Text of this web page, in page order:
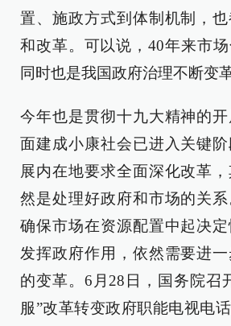
置、施政方式到体制机制，
和改革。可以说，40年来市场
同时也是我国政府治理不断变
今年也是贯彻十九大精神的
面建成小康社会已进入关键
展内在地要求全面深化改革
然是处理好政府和市场的关
确保市场在资源配置中起决
发挥政府作用，依然需要进
的变革。6月28日，国务院召
服”改革转变政府职能电视电